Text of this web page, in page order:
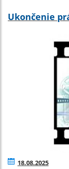
Ukončenie
18.08.2025